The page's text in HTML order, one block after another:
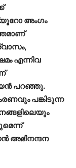
അംഗം
എന്നിവ
പറഞ്ഞു.
പങ്കിടുന്ന
അഭിനന്ദന